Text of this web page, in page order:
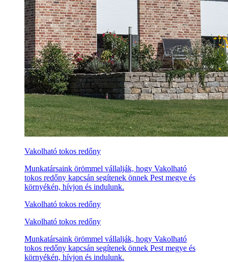
Vakolható tokos redőny
Munkatársaink örömmel vállalják, hogy Vakolható
tokos redőny kapcsán segítenek önnek Pest megye és
környékén, hívjon és indulunk.
Vakolható tokos redőny
Vakolható tokos redőny
Munkatársaink örömmel vállalják, hogy Vakolható
tokos redőny kapcsán segítenek önnek Pest megye és
környékén, hívjon és indulunk.